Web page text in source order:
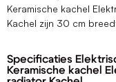
Keramische kachel
Kachel zijn 30 cm
Specificaties
Keramische kachel